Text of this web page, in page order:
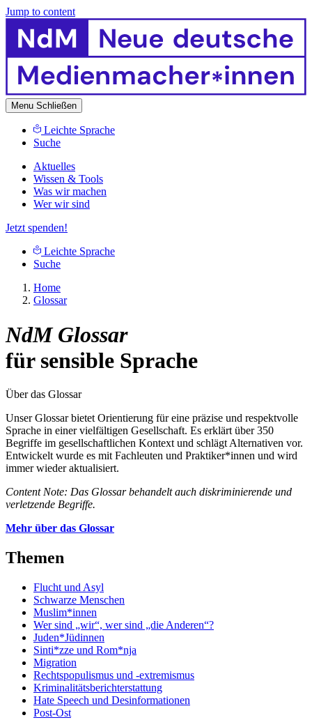
Jump to content
Menu Schließen
Leichte Sprache
Suche
Aktuelles
Wissen & Tools
Was wir machen
Wer wir sind
Jetzt spenden!
Leichte Sprache
Suche
Home
Glossar
NdM Glossar
für sensible Sprache
Über das Glossar
Unser Glossar bietet Orientierung für eine präzise und respektvolle
Sprache in einer vielfältigen Gesellschaft. Es erklärt über 350
Begriffe im gesellschaftlichen Kontext und schlägt Alternativen vor.
Entwickelt wurde es mit Fachleuten und Praktiker*innen und wird
immer wieder aktualisiert.
Content Note: Das Glossar behandelt auch diskriminierende und
verletzende Begriffe.
Mehr über das Glossar
Themen
Flucht und Asyl
Schwarze Menschen
Muslim*innen
Wer sind „wir“, wer sind „die Anderen“?
Juden*Jüdinnen
Sinti*zze und Rom*nja
Migration
Rechtspopulismus und -extremismus
Kriminalitätsberichterstattung
Hate Speech und Desinformationen
Post-Ost